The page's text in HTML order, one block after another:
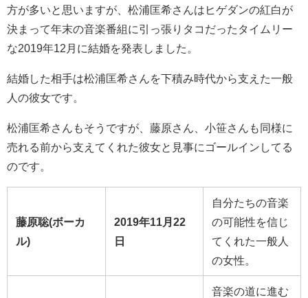
方が多いと思いますが、松浦匡希さんはヒゲダンの紅白が
決まって年末の音楽番組に引っ張りタコだったタイムリー
な2019年12月に結婚を発表しました。
結婚した相手は松浦匡希さんを下積み時代から支えた一般
人の彼女です。
松浦匡希さんもそうですが、藤原さん、小笹さんも同様に
売れる前から支えてくれた彼女と見事にゴールインしてる
のです。
藤原聡(ボーカ
ル)
2019年11月22
日
自分たちの音楽
の可能性を信じ
てくれた一般人
の女性。
音楽の道に進む